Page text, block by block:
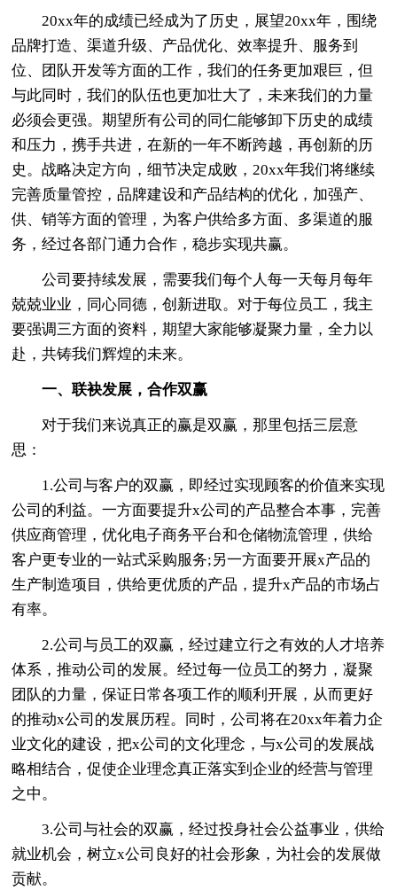
20xx年的成绩已经成为了历史，展望20xx年，围绕
品牌打造、渠道升级、产品优化、效率提升、服务到
位、团队开发等方面的工作，我们的任务更加艰巨，但
与此同时，我们的队伍也更加壮大了，未来我们的力量
必须会更强。期望所有公司的同仁能够卸下历史的成绩
和压力，携手共进，在新的一年不断跨越，再创新的历
史。战略决定方向，细节决定成败，20xx年我们将继续
完善质量管控，品牌建设和产品结构的优化，加强产、
供、销等方面的管理，为客户供给多方面、多渠道的服
务，经过各部门通力合作，稳步实现共赢。
公司要持续发展，需要我们每个人每一天每月每年
兢兢业业，同心同德，创新进取。对于每位员工，我主
要强调三方面的资料，期望大家能够凝聚力量，全力以
赴，共铸我们辉煌的未来。
一、联袂发展，合作双赢
对于我们来说真正的赢是双赢，那里包括三层意
思：
1.公司与客户的双赢，即经过实现顾客的价值来实现
公司的利益。一方面要提升x公司的产品整合本事，完善
供应商管理，优化电子商务平台和仓储物流管理，供给
客户更专业的一站式采购服务;另一方面要开展x产品的
生产制造项目，供给更优质的产品，提升x产品的市场占
有率。
2.公司与员工的双赢，经过建立行之有效的人才培养
体系，推动公司的发展。经过每一位员工的努力，凝聚
团队的力量，保证日常各项工作的顺利开展，从而更好
的推动x公司的发展历程。同时，公司将在20xx年着力企
业文化的建设，把x公司的文化理念，与x公司的发展战
略相结合，促使企业理念真正落实到企业的经营与管理
之中。
3.公司与社会的双赢，经过投身社会公益事业，供给
就业机会，树立x公司良好的社会形象，为社会的发展做
贡献。